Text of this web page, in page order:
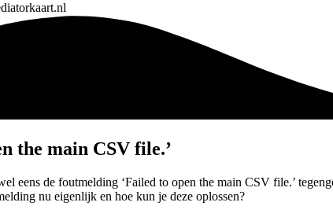
the main CSV file.’
eens de foutmelding ‘Failed to open the main CSV file.’
nu eigenlijk en hoe kun je deze oplossen?